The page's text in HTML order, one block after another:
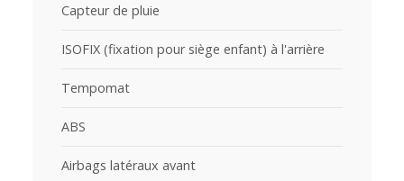
Capteur de pluie
ISOFIX (fixation pour siège enfant) à l'arrière
Tempomat
ABS
Airbags latéraux avant